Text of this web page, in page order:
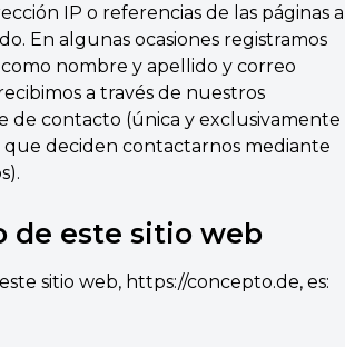
IP o referencias de las páginas a
En algunas ocasiones registramos
nombre y apellido y correo
a través de nuestros
de contacto (única y exclusivamente
que deciden contactarnos mediante
de este sitio web
sitio web, https://concepto.de, es: